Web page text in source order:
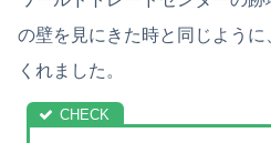
の壁を見にきた時と同じように
くれました。